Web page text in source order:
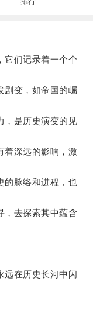
们记录着一个个
变，如帝国的崛
是历史演变的见
深远的影响，激
脉络和进程，也
去探索其中蕴含
在历史长河中闪